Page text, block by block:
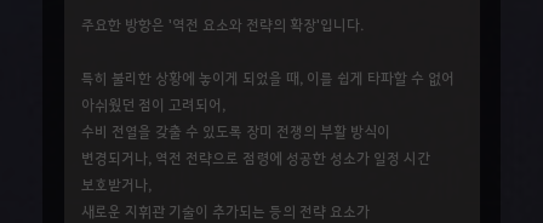
주요한 방향은 '역전 요소와 전략의 확장'입니다.
특히 불리한 상황에 놓이게 되었을 때, 이를 쉽게 타파할 수 없어
아쉬웠던 점이 고려되어,
수비 전열을 갖출 수 있도록 장미 전쟁의 부활 방식이
변경되거나, 역전 전략으로 점령에 성공한 성소가 일정 시간
보호받거나,
새로운 지휘관 기술이 추가되는 등의 전략 요소가